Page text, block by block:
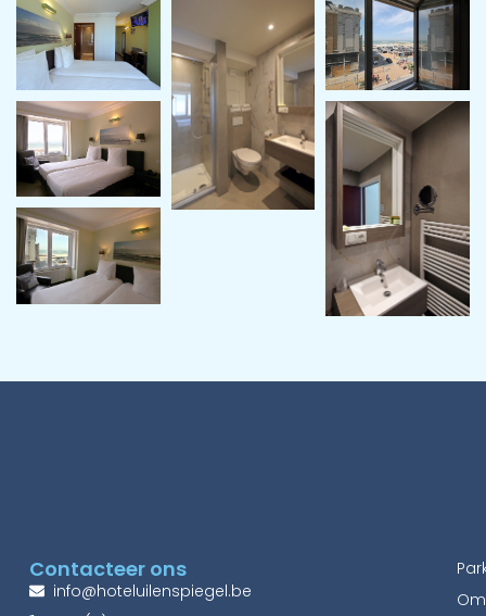
Contacteer ons
info@hoteluilenspiegel.be